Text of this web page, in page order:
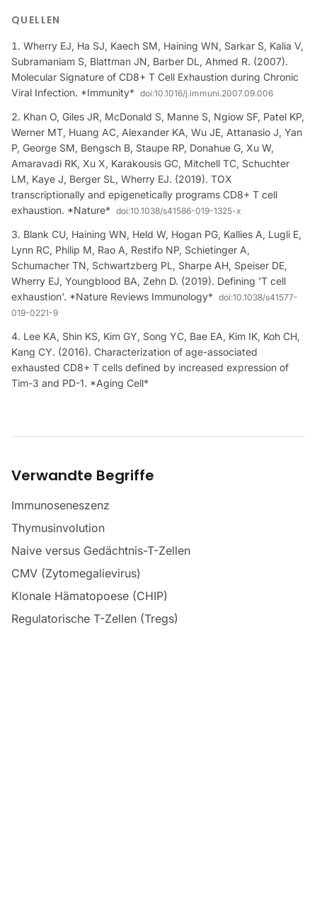
QUELLEN
Wherry EJ, Ha SJ, Kaech SM, Haining WN, Sarkar S, Kalia V,
Subramaniam S, Blattman JN, Barber DL, Ahmed R. (2007).
Molecular Signature of CD8+ T Cell Exhaustion during Chronic
Viral Infection. *Immunity* doi:10.1016/j.immuni.2007.09.006
Khan O, Giles JR, McDonald S, Manne S, Ngiow SF, Patel KP,
Werner MT, Huang AC, Alexander KA, Wu JE, Attanasio J, Yan
P, George SM, Bengsch B, Staupe RP, Donahue G, Xu W,
Amaravadi RK, Xu X, Karakousis GC, Mitchell TC, Schuchter
LM, Kaye J, Berger SL, Wherry EJ. (2019). TOX
transcriptionally and epigenetically programs CD8+ T cell
exhaustion. *Nature* doi:10.1038/s41586-019-1325-x
Blank CU, Haining WN, Held W, Hogan PG, Kallies A, Lugli E,
Lynn RC, Philip M, Rao A, Restifo NP, Schietinger A,
Schumacher TN, Schwartzberg PL, Sharpe AH, Speiser DE,
Wherry EJ, Youngblood BA, Zehn D. (2019). Defining 'T cell
exhaustion'. *Nature Reviews Immunology* doi:10.1038/s41577-
019-0221-9
Lee KA, Shin KS, Kim GY, Song YC, Bae EA, Kim IK, Koh CH,
Kang CY. (2016). Characterization of age-associated
exhausted CD8+ T cells defined by increased expression of
Tim-3 and PD-1. *Aging Cell*
Verwandte Begriffe
Immunoseneszenz
Thymusinvolution
Naive versus Gedächtnis-T-Zellen
CMV (Zytomegalievirus)
Klonale Hämatopoese (CHIP)
Regulatorische T-Zellen (Tregs)